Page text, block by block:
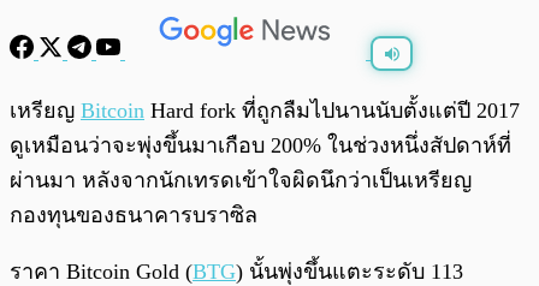
0:00 /0:00
เหรียญ Bitcoin Hard fork ที่ถูกลืมไปนานนับตั้งแต่ปี 2017
ดูเหมือนว่าจะพุ่งขึ้นมาเกือบ 200% ในช่วงหนึ่งสัปดาห์ที่
ผ่านมา หลังจากนักเทรดเข้าใจผิดนึกว่าเป็นเหรียญ
กองทุนของธนาคารบราซิล
ราคา Bitcoin Gold (BTG) นั้นพุ่งขึ้นแตะระดับ 113